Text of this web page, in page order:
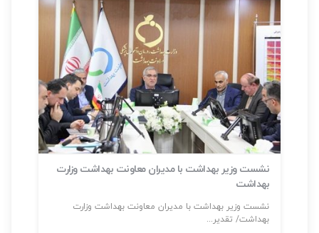
نشست وزیر بهداشت با مدیران معاونت بهداشت وزارت
بهداشت
نشست وزیر بهداشت با مدیران معاونت بهداشت وزارت
بهداشت/ تقدیر...